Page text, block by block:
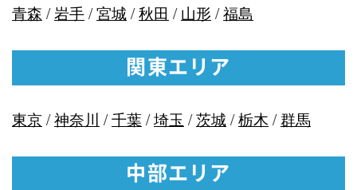
青森 /岩手/宮城/秋田 /山形 /福島
関東エリア
東京/神奈川 /千葉/埼玉 /茨城/栃木 /群馬
中部エリア